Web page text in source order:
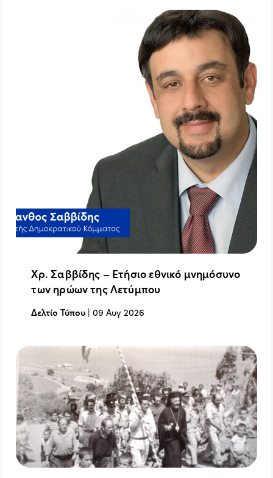
Χρ. Σαββίδης – Ετήσιο εθνικό μνημόσυνο
των ηρώων της Λετύμπου
Δελτίο Τύπου |09 Αυγ 2026